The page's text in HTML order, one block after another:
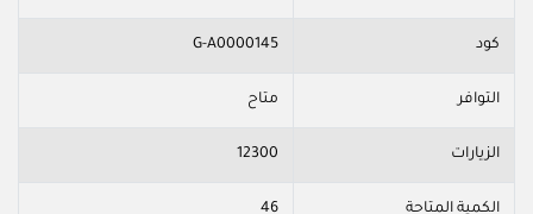
كود G-A0000145
التوافر متاح
الزيارات 12300
الكمية المتاحة 46